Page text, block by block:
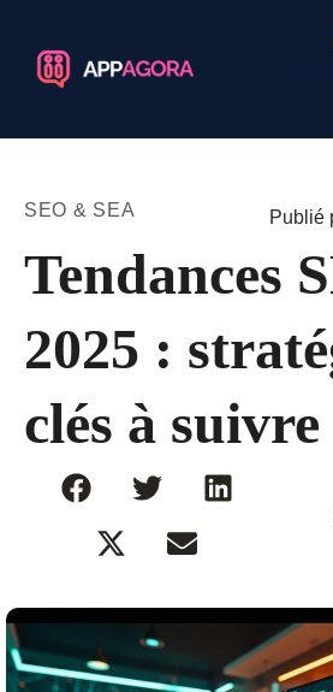
SEO & SEA Publié
Tendances
2025 :
clés à suivre